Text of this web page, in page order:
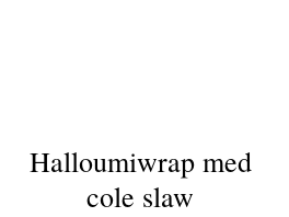
Halloumiwrap med
cole slaw